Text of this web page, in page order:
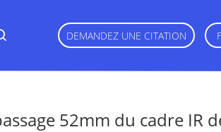
DEMANDEZ UNE CITATION
52mm du cadre IR